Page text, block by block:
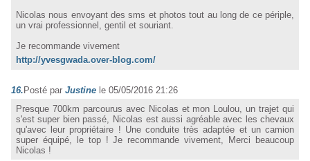
Nicolas nous envoyant des sms et photos tout au long de ce périple,
un vrai professionnel, gentil et souriant.
Je recommande vivement
http://yvesgwada.over-blog.com/
16.Posté par Justine le 05/05/2016 21:26
Presque 700km parcourus avec Nicolas et mon Loulou, un trajet qui
s'est super bien passé, Nicolas est aussi agréable avec les chevaux
qu'avec leur propriétaire ! Une conduite très adaptée et un camion
super équipé, le top ! Je recommande vivement, Merci beaucoup
Nicolas !